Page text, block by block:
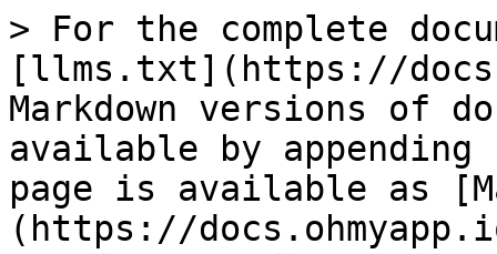
> For the complete
[llms.txt](https://
Markdown versions of
available by
page is available as
(https://